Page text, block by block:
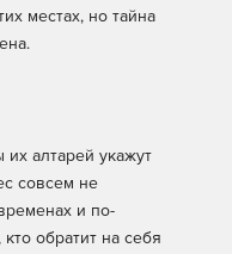
местах, но тайна
алтарей укажут
совсем не
и по-
обратит на себя